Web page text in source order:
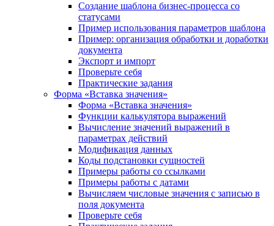
Создание шаблона бизнес-процесса со
статусами
Пример использования параметров шаблона
Пример: организация обработки и доработки
документа
Экспорт и импорт
Проверьте себя
Практические задания
Форма «Вставка значения»
Форма «Вставка значения»
Функции калькулятора выражений
Вычисление значений выражений в
параметрах действий
Модификация данных
Коды подстановки сущностей
Примеры работы со ссылками
Примеры работы с датами
Вычисляем числовые значения с записью в
поля документа
Проверьте себя